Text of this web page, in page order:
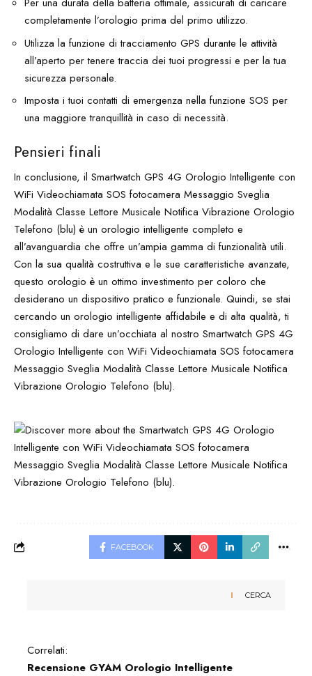
Per una durata della batteria ottimale, assicurati di caricare
completamente l’orologio prima del primo utilizzo.
Utilizza la funzione di tracciamento GPS durante le attività
all’aperto per tenere traccia dei tuoi progressi e per la tua
sicurezza personale.
Imposta i tuoi contatti di emergenza nella funzione SOS per
una maggiore tranquillità in caso di necessità.
Pensieri finali
In conclusione, il Smartwatch GPS 4G Orologio Intelligente con
WiFi Videochiamata SOS fotocamera Messaggio Sveglia
Modalità Classe Lettore Musicale Notifica Vibrazione Orologio
Telefono (blu) è un orologio intelligente completo e
all’avanguardia che offre un’ampia gamma di funzionalità utili.
Con la sua qualità costruttiva e le sue caratteristiche avanzate,
questo orologio è un ottimo investimento per coloro che
desiderano un dispositivo pratico e funzionale. Quindi, se stai
cercando un orologio intelligente affidabile e di alta qualità, ti
consigliamo di dare un’occhiata al nostro Smartwatch GPS 4G
Orologio Intelligente con WiFi Videochiamata SOS fotocamera
Messaggio Sveglia Modalità Classe Lettore Musicale Notifica
Vibrazione Orologio Telefono (blu).
FACEBOOK
CERCA
Correlati:
Recensione GYAM Orologio Intelligente